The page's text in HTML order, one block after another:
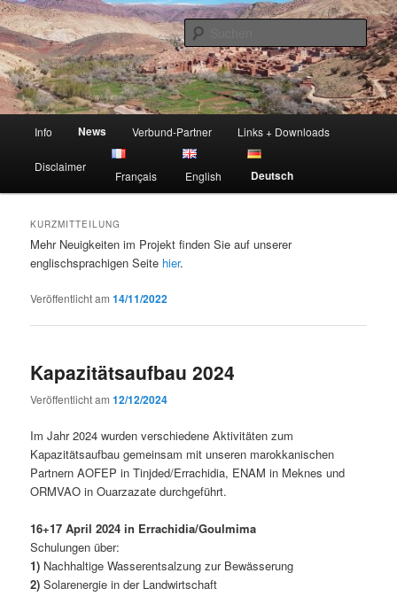
Zum
primären
Inhalt
springen
Zum
sekundären
Inhalt
springenProject SuLaMo
Sustainable Land Mangement in Morocco
Info News Verbund-Partner Links + Downloads
Disclaimer
Français English Deutsch
KURZMITTEILUNG
Mehr Neuigkeiten im Projekt finden Sie auf unserer
englischsprachigen Seite hier.
Veröffentlicht am14/11/2022
Kapazitätsaufbau 2024
Veröffentlicht am12/12/2024
Im Jahr 2024 wurden verschiedene Aktivitäten zum
Kapazitätsaufbau gemeinsam mit unseren marokkanischen
Partnern AOFEP in Tinjded/Errachidia, ENAM in Meknes und
ORMVAO in Ouarzazate durchgeführt.
16+17 April 2024 in Errachidia/Goulmima
Schulungen über:
1) Nachhaltige Wasserentsalzung zur Bewässerung
2)Solarenergie in der Landwirtschaft